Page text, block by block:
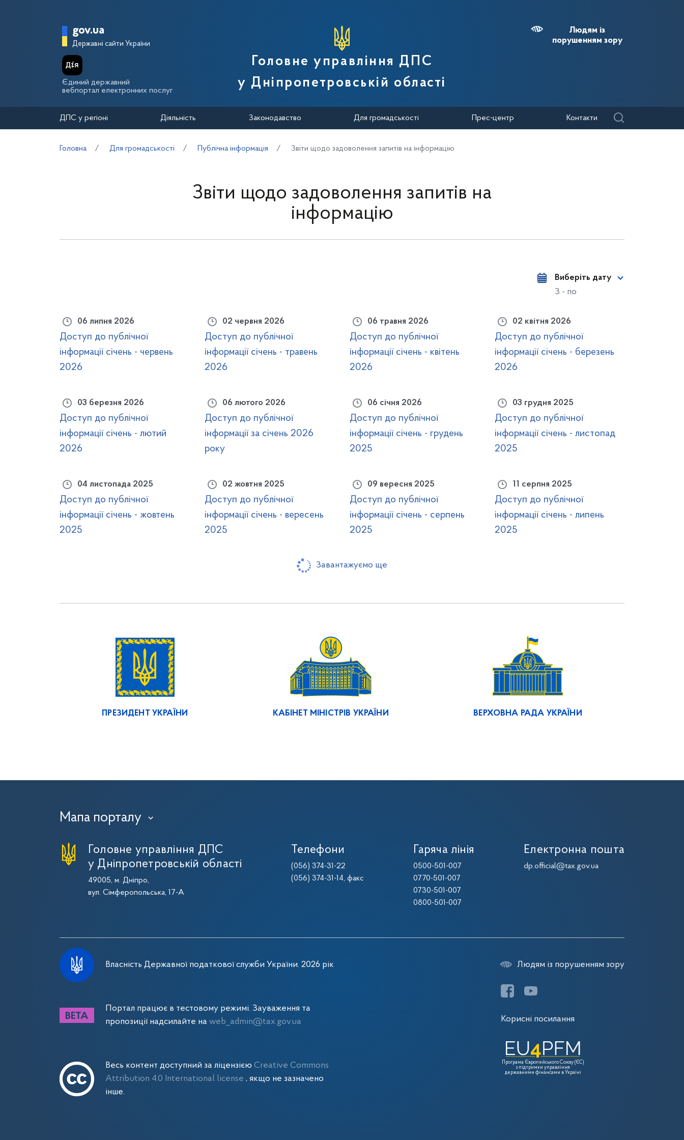
Головна сторінка Державної податкової служби України
gov.ua
Державні сайти України
Єдиний державний
вебпортал електронних послуг
Головне управління ДПС
у Дніпропетровській області
Людям із
порушенням зору
ДПС у регіоні Діяльність Законодавство Для громадськості Прес-центр Контакти
Головна Для громадськості Публічна інформація Звіти щодо задоволення запитів на інформацію
Звіти щодо задоволення запитів на
інформацію
Виберіть дату
З - по
06 липня 2026
Доступ до публічної
інформації січень - червень
2026
02 червня 2026
Доступ до публічної
інформації січень - травень
2026
06 травня 2026
Доступ до публічної
інформації січень - квітень
2026
02 квітня 2026
Доступ до публічної
інформації січень - березень
2026
03 березня 2026
Доступ до публічної
інформації січень - лютий
2026
06 лютого 2026
Доступ до публічної
інформації за січень 2026
року
06 січня 2026
Доступ до публічної
інформації січень - грудень
2025
03 грудня 2025
Доступ до публічної
інформації січень - листопад
2025
04 листопада 2025
Доступ до публічної
інформації січень - жовтень
2025
02 жовтня 2025
Доступ до публічної
інформації січень - вересень
2025
09 вересня 2025
Доступ до публічної
інформації січень - серпень
2025
11 серпня 2025
Доступ до публічної
інформації січень - липень
2025
Завантажуємо ще
ПРЕЗИДЕНТ УКРАЇНИ КАБІНЕТ МІНІСТРІВ УКРАЇНИ ВЕРХОВНА РАДА УКРАЇНИ
Мапа порталу ›
Головне управління ДПС
у Дніпропетровській області
49005, м. Дніпро,
вул. Сімферопольська, 17-А
Телефони
(056) 374-31-22
(056) 374-31-14, факс
Гаряча лінія
0500-501-007
0770-501-007
0730-501-007
0800-501-007
Електронна пошта
dp.official@tax.gov.ua
Власність Державної податкової служби України. 2026 рік
Портал працює в тестовому режимі. Зауваження та
пропозиції надсилайте на web_admin@tax.gov.ua
Весь контент доступний за ліцензією Creative Commons
Attribution 4.0 International license , якщо не зазначено
інше.
Людям із порушенням зору
Корисні посилання
Програма Європейського Союзу (ЄС)
з підтримки управління
державними фінансами в Україні